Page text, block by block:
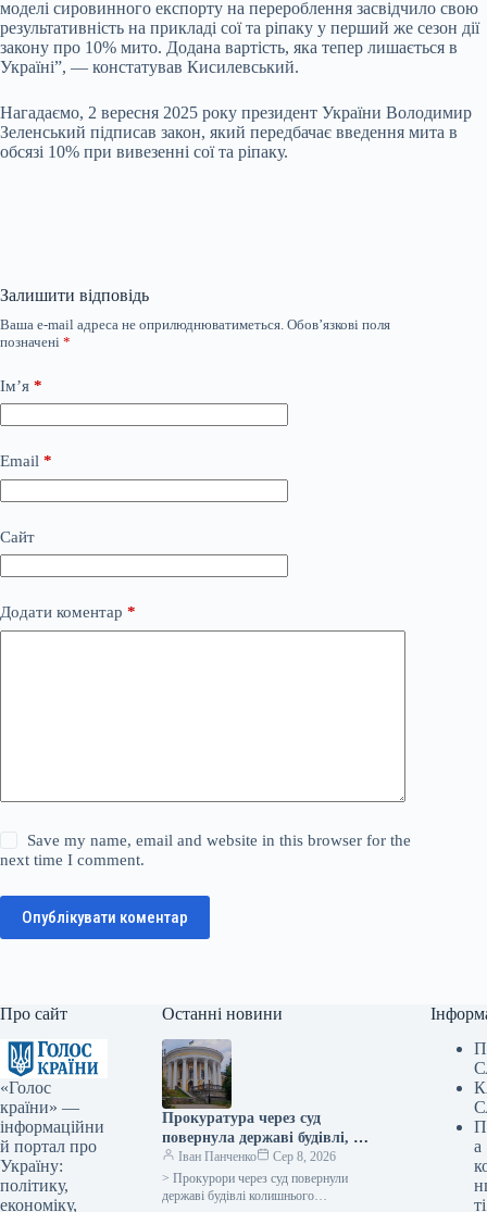
моделі сировинного експорту на перероблення засвідчило свою
результативність на прикладі сої та ріпаку у перший же сезон дії
закону про 10% мито. Додана вартість, яка тепер лишається в
Україні”, — констатував Кисилевський.
Нагадаємо, 2 вересня 2025 року президент України Володимир
Зеленський підписав закон, який передбачає введення мита в
обсязі 10% при вивезенні сої та ріпаку.
Залишити відповідь
Ваша e-mail адреса не оприлюднюватиметься. Обов’язкові поля
позначені *
Ім’я *
Email *
Сайт
Додати коментар *
Save my name, email and website in this browser for the
next time I comment.
Опублікувати коментар
Про сайт
«Голос
країни» —
інформаційни
й портал про
Україну:
політику,
економіку,
Останні новини
Прокуратура через суд
повернула державі будівлі, які
раніше належали Жовтневому
палацу.
Іван Панченко
Сер 8, 2026
> Прокурори через суд повернули
державі будівлі колишнього
а
ті